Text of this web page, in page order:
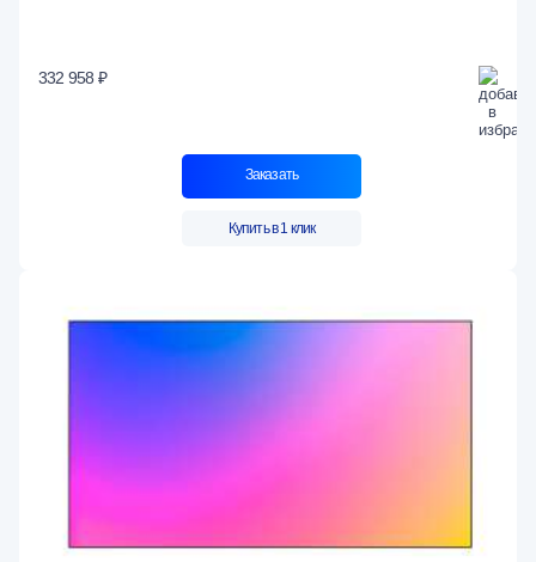
332 958 ₽
Заказать
Купить в 1 клик